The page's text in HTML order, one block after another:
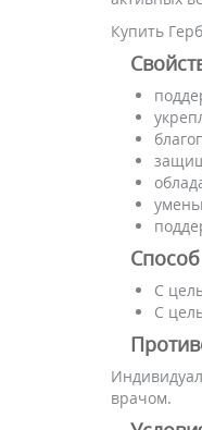
Купить
С
С
врачом.